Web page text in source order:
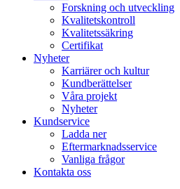
Forskning och utveckling
Kvalitetskontroll
Kvalitetssäkring
Certifikat
Nyheter
Karriärer och kultur
Kundberättelser
Våra projekt
Nyheter
Kundservice
Ladda ner
Eftermarknadsservice
Vanliga frågor
Kontakta oss